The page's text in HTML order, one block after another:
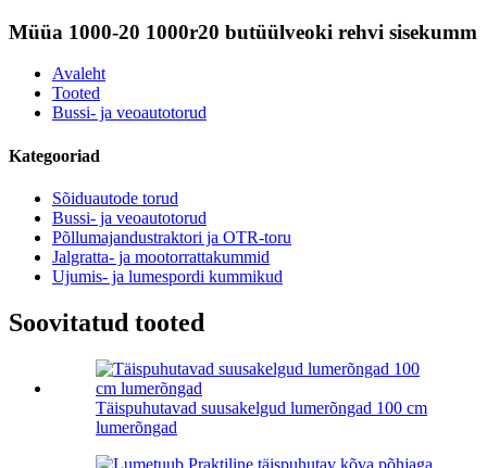
Müüa 1000-20 1000r20 butüülveoki rehvi sisekumm
Avaleht
Tooted
Bussi- ja veoautotorud
Kategooriad
Sõiduautode torud
Bussi- ja veoautotorud
Põllumajandustraktori ja OTR-toru
Jalgratta- ja mootorrattakummid
Ujumis- ja lumespordi kummikud
Soovitatud tooted
Täispuhutavad suusakelgud lumerõngad 100 cm
lumerõngad